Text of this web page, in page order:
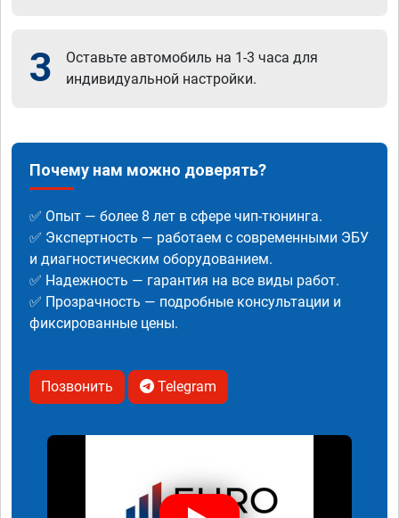
3
Оставьте автомобиль на 1-3 часа для
индивидуальной настройки.
Почему нам можно доверять?
✅ Опыт — более 8 лет в сфере чип-тюнинга.
✅ Экспертность — работаем с современными ЭБУ
и диагностическим оборудованием.
✅ Надежность — гарантия на все виды работ.
✅ Прозрачность — подробные консультации и
фиксированные цены.
Позвонить Telegram